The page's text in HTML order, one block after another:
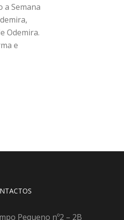
a Semana
Odemira.
e
Pequeno nº2 – 2B